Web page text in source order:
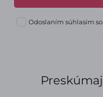
Odoslaním súhlasím so